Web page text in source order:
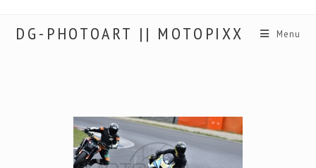
DG-PHOTOART || MOTOPIXX Menu